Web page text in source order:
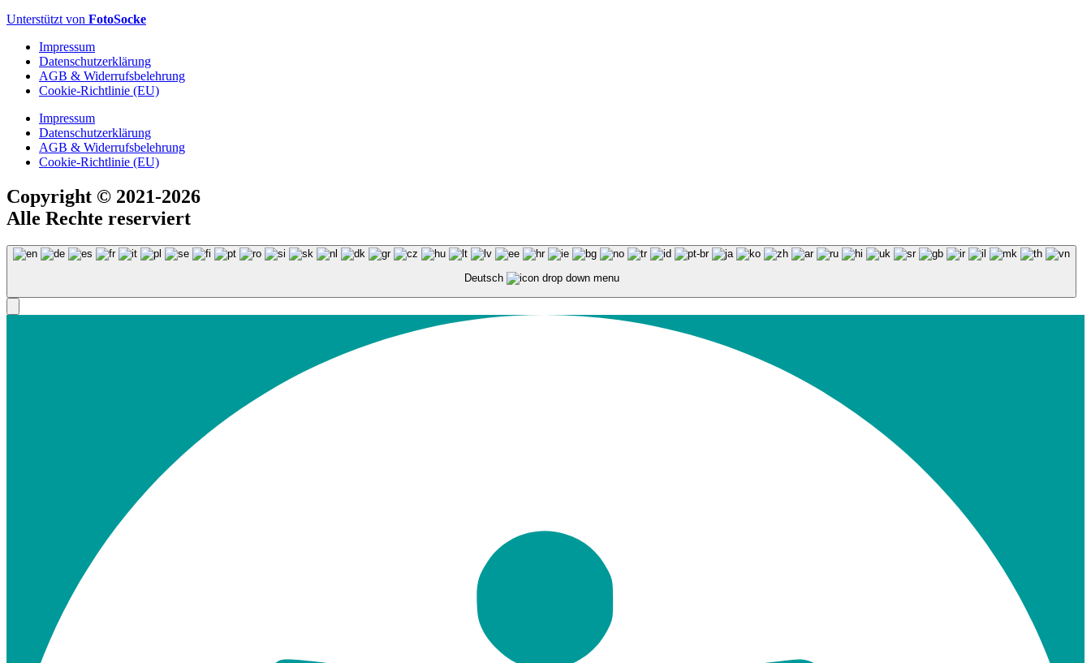
Unterstützt von FotoSocke
Impressum
Datenschutzerklärung
AGB & Widerrufsbelehrung
Cookie-Richtlinie (EU)
Impressum
Datenschutzerklärung
AGB & Widerrufsbelehrung
Cookie-Richtlinie (EU)
Copyright © 2021-2026
Alle Rechte reserviert
Deutsch